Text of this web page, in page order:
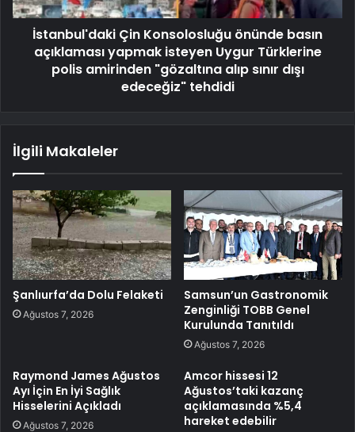
İstanbul'daki Çin Konsolosluğu önünde basın
açıklaması yapmak isteyen Uygur Türklerine
polis amirinden "gözaltına alıp sınır dışı
edeceğiz" tehdidi
İlgili Makaleler
Şanlıurfa’da Dolu Felaketi
Ağustos 7, 2026
Samsun’un Gastronomik
Zenginliği TOBB Genel
Kurulunda Tanıtıldı
Ağustos 7, 2026
Raymond James Ağustos
Ayı İçin En İyi Sağlık
Hisselerini Açıkladı
Ağustos 7, 2026
Amcor hissesi 12
Ağustos’taki kazanç
açıklamasında %5,4
hareket edebilir